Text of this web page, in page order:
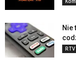
Nie